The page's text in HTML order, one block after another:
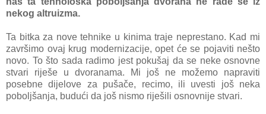
nekog altruizma.
Ta bitka za nove tehnike u kinima traje neprestano. Kad mi
završimo ovaj krug modernizacije, opet će se pojaviti nešto
novo. To što sada radimo jest pokušaj da se neke osnovne
stvari riješe u dvoranama. Mi još ne možemo napraviti
posebne dijelove za pušače, recimo, ili uvesti još neka
poboljšanja, budući da još nismo riješili osnovnije stvari.